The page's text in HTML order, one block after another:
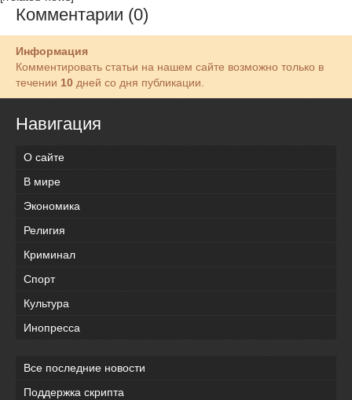
Комментарии (0)
Информация
Комментировать статьи на нашем сайте возможно только в
течении 10 дней со дня публикации.
Навигация
О сайте
В мире
Экономика
Религия
Криминал
Спорт
Культура
Инопресса
Все последние новости
Поддержка скрипта